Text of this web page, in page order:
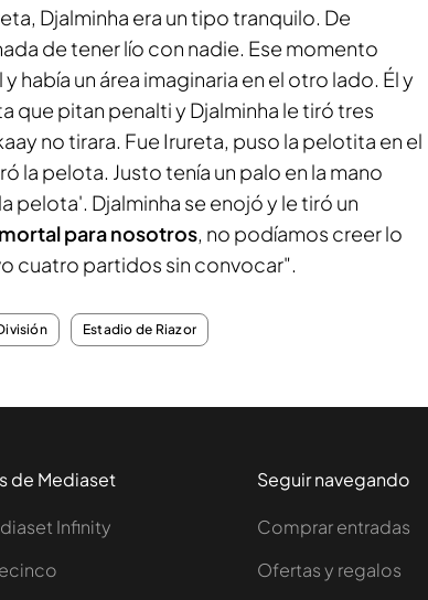
Djalminha era un tipo tranquilo. De
de tener lío con nadie. Ese momento
un área imaginaria en el otro lado. Él y
que pitan penalti y Djalminha le tiró tres
no tirara. Fue Irureta, puso la pelotita en el
la pelota. Justo tenía un palo en la mano
pelota'. Djalminha se enojó y le tiró un
para nosotros, no podíamos creer lo
cuatro partidos sin convocar".
Estadio de Riazor
de Mediaset
Infinity
Seguir navegando
Comprar entradas
Ofertas y regalos